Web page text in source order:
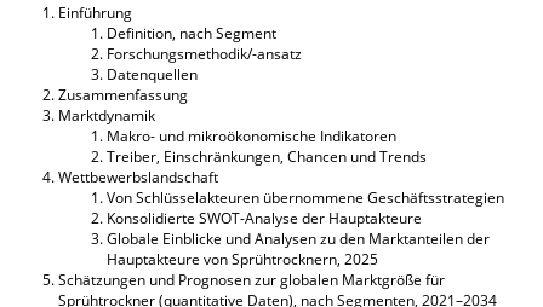
Einführung
Definition, nach Segment
Forschungsmethodik/-ansatz
Datenquellen
Zusammenfassung
Marktdynamik
Makro- und mikroökonomische Indikatoren
Treiber, Einschränkungen, Chancen und Trends
Wettbewerbslandschaft
Von Schlüsselakteuren übernommene Geschäftsstrategien
Konsolidierte SWOT-Analyse der Hauptakteure
Globale Einblicke und Analysen zu den Marktanteilen der
Hauptakteure von Sprühtrocknern, 2025
Schätzungen und Prognosen zur globalen Marktgröße für
Sprühtrockner (quantitative Daten), nach Segmenten, 2021–2034